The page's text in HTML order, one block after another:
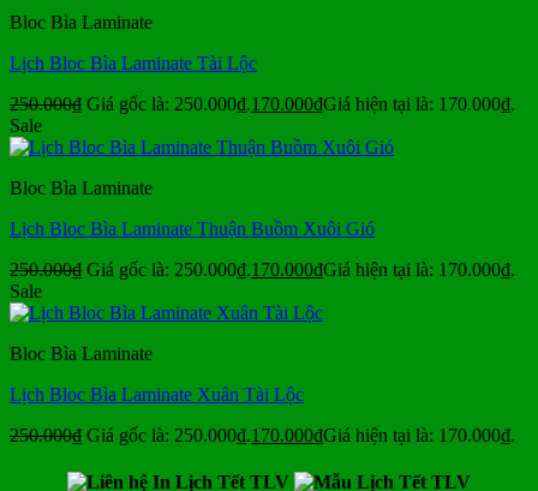
Bloc Bìa Laminate
Lịch Bloc Bìa Laminate Tài Lộc
250.000₫ Giá gốc là: 250.000₫.170.000₫Giá hiện tại là: 170.000₫.
Sale
Bloc Bìa Laminate
Lịch Bloc Bìa Laminate Thuận Buồm Xuôi Gió
250.000₫ Giá gốc là: 250.000₫.170.000₫Giá hiện tại là: 170.000₫.
Sale
Bloc Bìa Laminate
Lịch Bloc Bìa Laminate Xuân Tài Lộc
250.000₫ Giá gốc là: 250.000₫.170.000₫Giá hiện tại là: 170.000₫.